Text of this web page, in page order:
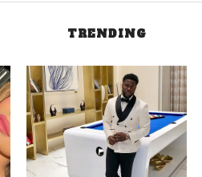
TRENDING